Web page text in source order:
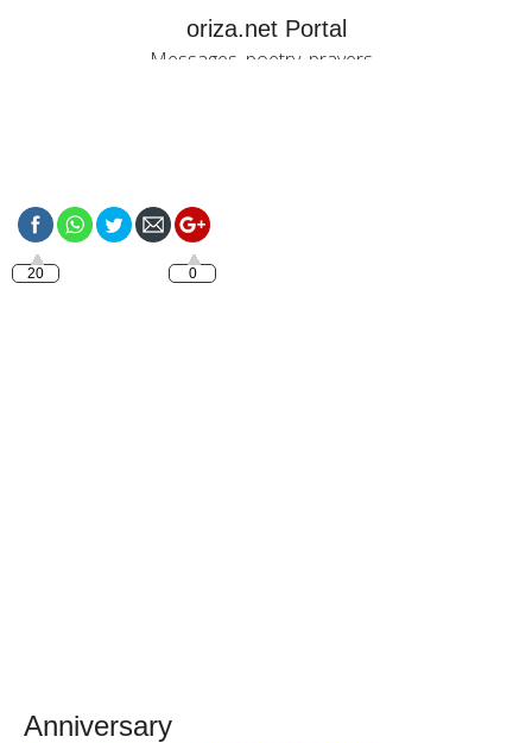
oriza.net Portal
Messages, poetry, prayers...
Anniversary
20 0